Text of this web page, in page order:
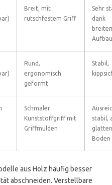
Breit, mit
rutschfestem Griff
Sehr
dank
Aufbau
Rund,
ergonomisch
geformt
Stabil,
Schmaler
Kunststoffgriff mit
Griffmulden
stabil,
glatten
Böden
aus Holz häufig besser
abschneiden. Verstellbare